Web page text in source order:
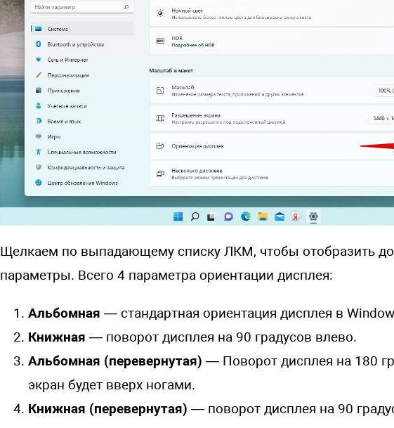
Щелкаем по выпадающему списку ЛКМ, чтобы отобразить
параметры. Всего 4 параметра ориентации дисплея:
Альбомная — стандартная ориентация дисплея в
Книжная — поворот дисплея на 90 градусов влево.
Альбомная (перевернутая) — Поворот дисплея на 180
экран будет вверх ногами.
Книжная (перевернутая) — поворот дисплея на 90